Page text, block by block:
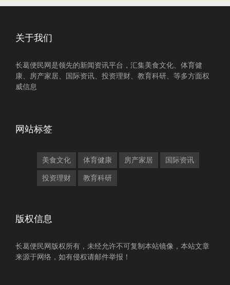
关于我们
长葛便民网是领先的新闻资讯平台，汇集美食文化、体育健
康、房产家居、国际资讯、投资理财、教育科研、等多方面权
威信息
网站标签
美食文化 体育健康 房产家居 国际资讯
投资理财 教育科研
版权信息
长葛便民网版权所有，未经允许不可复制本站镜像，本站文章
来源于网络，如有侵权请邮件举报！